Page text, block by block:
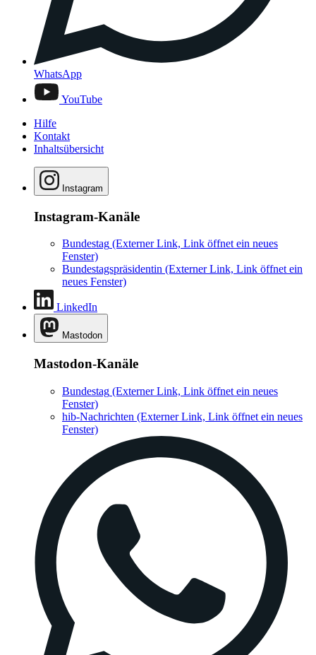
WhatsApp
YouTube
Hilfe
Kontakt
Inhaltsübersicht
Instagram
Instagram-Kanäle
Bundestag (Externer Link, Link öffnet ein neues
Fenster)
Bundestagspräsidentin (Externer Link, Link öffnet ein
neues Fenster)
LinkedIn
Mastodon
Mastodon-Kanäle
Bundestag (Externer Link, Link öffnet ein neues
Fenster)
hib-Nachrichten (Externer Link, Link öffnet ein neues
Fenster)